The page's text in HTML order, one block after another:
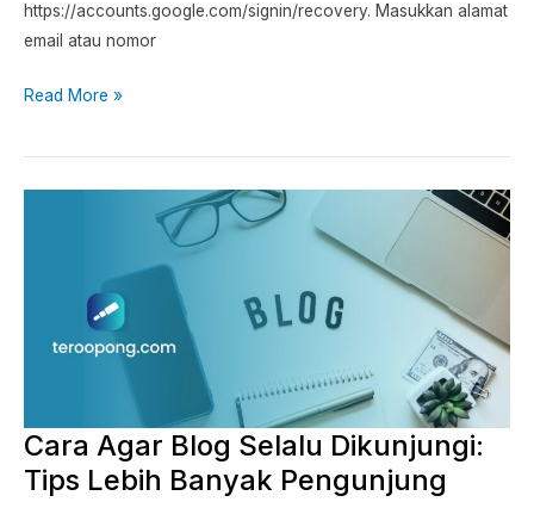
https://accounts.google.com/signin/recovery. Masukkan alamat
email atau nomor
Read More »
Cara Agar Blog Selalu Dikunjungi:
Tips Lebih Banyak Pengunjung
Dikunjungi:
Tips
Pengunjung